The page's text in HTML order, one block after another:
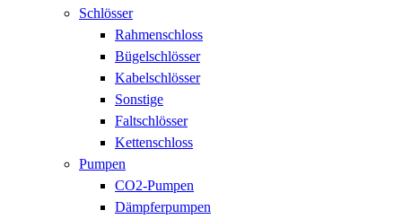
Schlösser
Rahmenschloss
Bügelschlösser
Kabelschlösser
Sonstige
Faltschlösser
Kettenschloss
Pumpen
CO2-Pumpen
Dämpferpumpen